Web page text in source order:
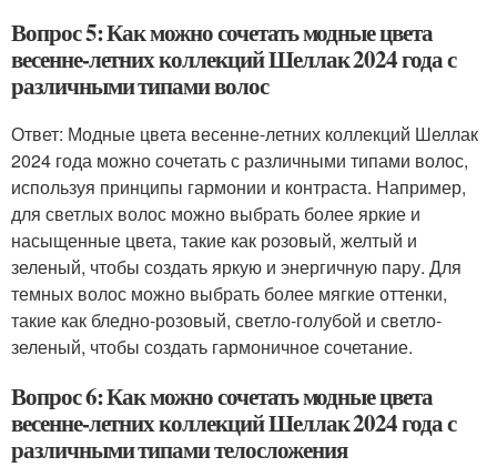
Вопрос 5: Как можно сочетать модные цвета
весенне-летних коллекций Шеллак 2024 года с
различными типами волос
Ответ: Модные цвета весенне-летних коллекций Шеллак
2024 года можно сочетать с различными типами волос,
используя принципы гармонии и контраста. Например,
для светлых волос можно выбрать более яркие и
насыщенные цвета, такие как розовый, желтый и
зеленый, чтобы создать яркую и энергичную пару. Для
темных волос можно выбрать более мягкие оттенки,
такие как бледно-розовый, светло-голубой и светло-
зеленый, чтобы создать гармоничное сочетание.
Вопрос 6: Как можно сочетать модные цвета
весенне-летних коллекций Шеллак 2024 года с
различными типами телосложения